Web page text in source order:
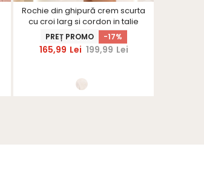
Rochie din ghipură crem scurta
cu croi larg si cordon in talie
PREȚ PROMO -17%
165,99 Lei 199,99 Lei